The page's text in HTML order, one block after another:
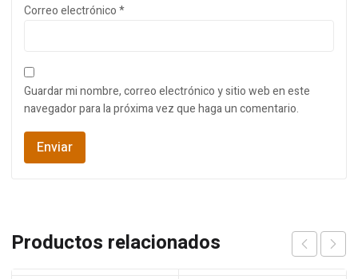
Correo electrónico*
Guardar mi nombre, correo electrónico y sitio web en este
navegador para la próxima vez que haga un comentario.
Productos relacionados